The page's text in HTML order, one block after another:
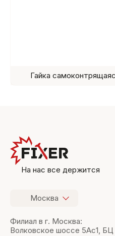
Гайка
На нас все держится
Москва
Филиал в г. Москва:
Волковское шоссе 5Ас1,